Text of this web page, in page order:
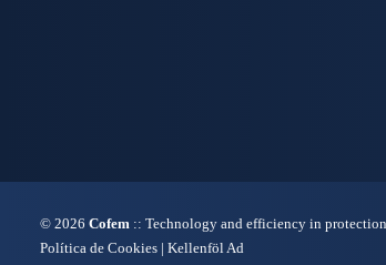
© 2026 Cofem :: Technology and efficiency in protection
Política de Cookies | Kellenföl Ad